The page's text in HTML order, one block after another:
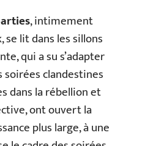
, intimement
se lit dans les sillons
qui a su s’adapter
clandestines
dans la rébellion et
ont ouvert la
plus large, à une